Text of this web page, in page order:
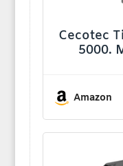
Cecotec
5000.
Amazon